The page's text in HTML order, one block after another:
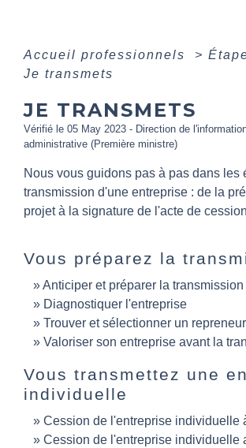
Accueil professionnels >
Je transmets
JE TRANSMETS
Vérifié le 05 May 2023 - Direction de
administrative (Première ministre)
Nous vous guidons pas à pas dans les
transmission d'une entreprise : de la
projet à la signature de l'acte de
Vous préparez la
Anticiper et préparer la
Diagnostiquer l'entreprise
Trouver et sélectionner un repreneur
Valoriser son entreprise avant la
Vous transmettez une
individuelle
Cession de l'entreprise individuelle
Cession de l'entreprise individuelle